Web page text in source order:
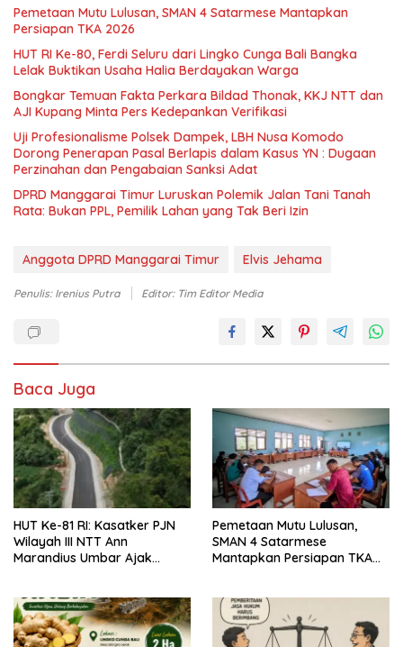
Pemetaan Mutu Lulusan, SMAN 4 Satarmese Mantapkan
Persiapan TKA 2026
HUT RI Ke-80, Ferdi Seluru dari Lingko Cunga Bali Bangka
Lelak Buktikan Usaha Halia Berdayakan Warga
Bongkar Temuan Fakta Perkara Bildad Thonak, KKJ NTT dan
AJI Kupang Minta Pers Kedepankan Verifikasi
Uji Profesionalisme Polsek Dampek, LBH Nusa Komodo
Dorong Penerapan Pasal Berlapis dalam Kasus YN : Dugaan
Perzinahan dan Pengabaian Sanksi Adat
DPRD Manggarai Timur Luruskan Polemik Jalan Tani Tanah
Rata: Bukan PPL, Pemilik Lahan yang Tak Beri Izin
Anggota DPRD Manggarai Timur Elvis Jehama
Penulis: Irenius Putra Editor: Tim Editor Media
Baca Juga
HUT Ke-81 RI: Kasatker PJN
Wilayah III NTT Ann
Marandius Umbar Ajak
Pemetaan Mutu Lulusan,
SMAN 4 Satarmese
Mantapkan Persiapan TKA